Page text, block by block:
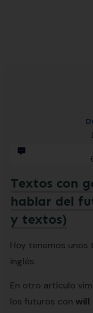
Textos con
hablar del
y textos)
Hoy tenemos unos
inglés.
En otro artículo
los futuros con will